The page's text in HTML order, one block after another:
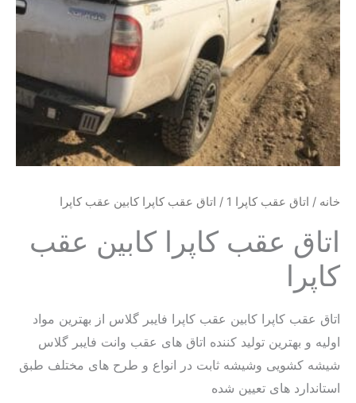
خانه / اتاق عقب کاپرا 1 / اتاق عقب کاپرا کابین عقب کاپرا
اتاق عقب کاپرا کابین عقب
کاپرا
اتاق عقب کاپرا کابین عقب کاپرا فایبر گلاس از بهترین مواد
اولیه و بهترین تولید کننده اتاق های عقب وانت فایبر گلاس
شیشه کشویی وشیشه ثابت در انواع و طرح های مختلف طبق
استاندارد های تعیین شده